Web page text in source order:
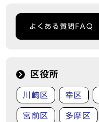
よくある質問FAQ
区役所
川崎区 幸区
宮前区 多摩区